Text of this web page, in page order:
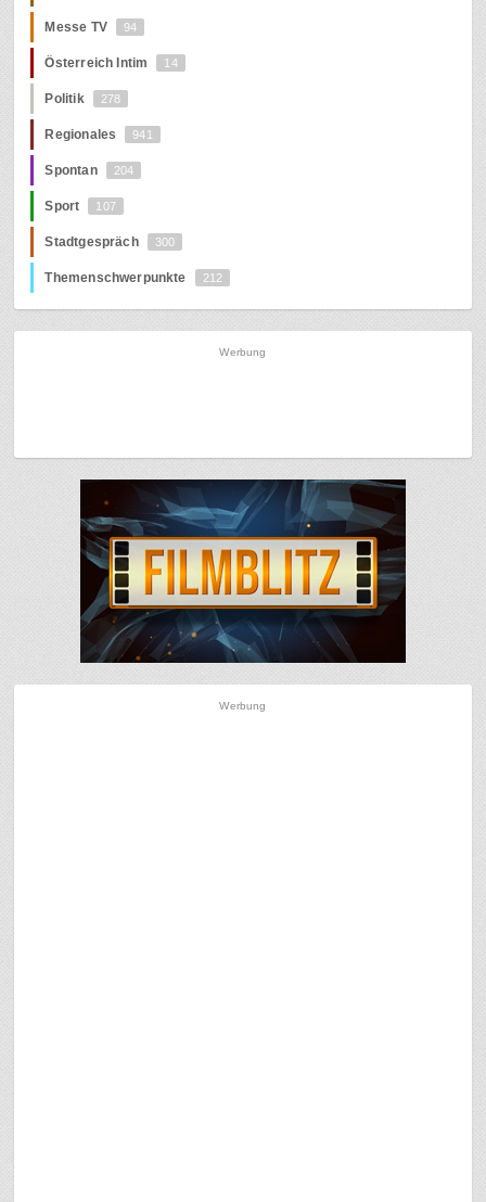
Messe TV 94
Österreich Intim 14
Politik 278
Regionales 941
Spontan 204
Sport 107
Stadtgespräch 300
Themenschwerpunkte 212
Werbung
Werbung